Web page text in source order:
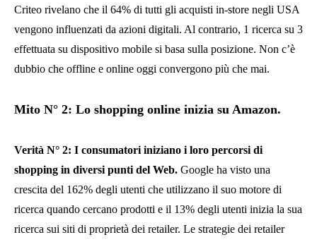
Criteo rivelano che il 64% di tutti gli acquisti in-store negli USA
vengono influenzati da azioni digitali. Al contrario, 1 ricerca su 3
effettuata su dispositivo mobile si basa sulla posizione. Non c’è
dubbio che offline e online oggi convergono più che mai.
Mito N° 2: Lo shopping online inizia su Amazon.
Verità N° 2: I consumatori iniziano i loro percorsi di
shopping in diversi punti del Web. Google ha visto una
crescita del 162% degli utenti che utilizzano il suo motore di
ricerca quando cercano prodotti e il 13% degli utenti inizia la sua
ricerca sui siti di proprietà dei retailer. Le strategie dei retailer